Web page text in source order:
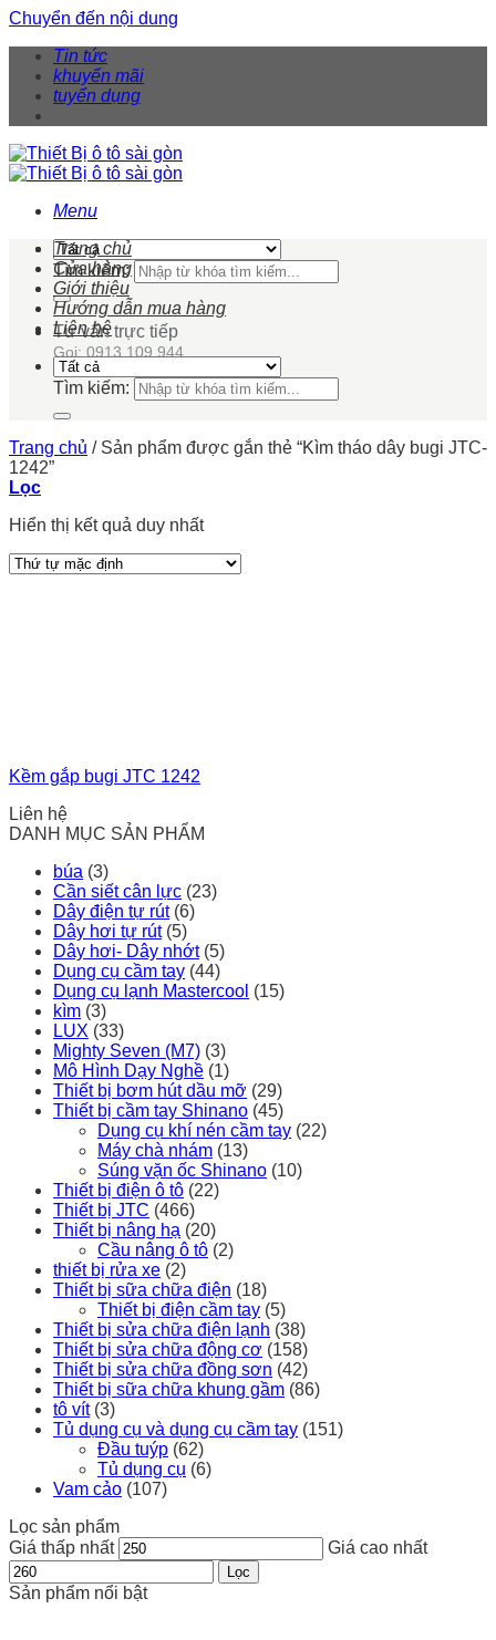
Chuyển đến nội dung
Tin tức
khuyến mãi
tuyển dụng
Menu
Tìm kiếm:
Tư vấn trực tiếp
Gọi: 0913 109 944
Trang chủ
Cửa hàng
Giới thiệu
Hướng dẫn mua hàng
Liên hệ
Tìm kiếm:
Trang chủ /Sản phẩm được gắn thẻ “Kìm tháo dây bugi JTC-
1242”
Lọc
Hiển thị kết quả duy nhất
Kềm gắp bugi JTC 1242
Liên hệ
DANH MỤC SẢN PHẨM
búa (3)
Cần siết cân lực (23)
Dây điện tự rút (6)
Dây hơi tự rút (5)
Dây hơi- Dây nhớt (5)
Dụng cụ cầm tay (44)
Dụng cụ lạnh Mastercool (15)
kìm (3)
LUX (33)
Mighty Seven (M7) (3)
Mô Hình Dạy Nghề (1)
Thiết bị bơm hút dầu mỡ (29)
Thiết bị cầm tay Shinano (45)
Dụng cụ khí nén cầm tay (22)
Máy chà nhám (13)
Súng vặn ốc Shinano (10)
Thiết bị điện ô tô (22)
Thiết bị JTC (466)
Thiết bị nâng hạ (20)
Cầu nâng ô tô (2)
thiết bị rửa xe (2)
Thiết bị sữa chữa điện (18)
Thiết bị điện cầm tay (5)
Thiết bị sửa chữa điện lạnh (38)
Thiết bị sửa chữa động cơ (158)
Thiết bị sửa chữa đồng sơn (42)
Thiết bị sữa chữa khung gầm (86)
tô vít (3)
Tủ dụng cụ và dụng cụ cầm tay (151)
Đầu tuýp (62)
Tủ dụng cụ (6)
Vam cảo (107)
Lọc sản phẩm
Giá thấp nhất
Giá cao nhất
Lọc
Sản phẩm nổi bật